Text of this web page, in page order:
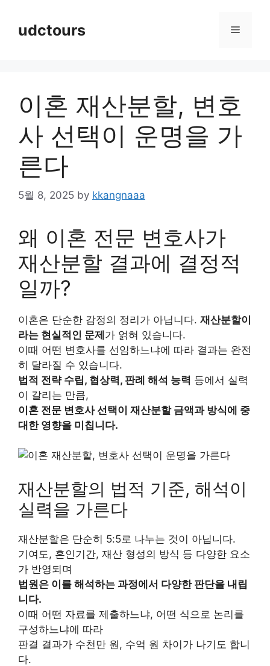
contentudctours Menu
이혼 재산분할, 변호
사 선택이 운명을 가
른다
5월 8, 2025 by kkangnaaa
왜 이혼 전문 변호사가
재산분할 결과에 결정적
일까?
이혼은 단순한 감정의 정리가 아닙니다. 재산분할이
라는 현실적인 문제가 얽혀 있습니다.
이때 어떤 변호사를 선임하느냐에 따라 결과는 완전
히 달라질 수 있습니다.
법적 전략 수립, 협상력, 판례 해석 능력 등에서 실력
이 갈리는 만큼,
이혼 전문 변호사 선택이 재산분할 금액과 방식에 중
대한 영향을 미칩니다.
재산분할의 법적 기준, 해석이
실력을 가른다
재산분할은 단순히 5:5로 나누는 것이 아닙니다.
기여도, 혼인기간, 재산 형성의 방식 등 다양한 요소
가 반영되며
법원은 이를 해석하는 과정에서 다양한 판단을 내립
니다.
이때 어떤 자료를 제출하느냐, 어떤 식으로 논리를
구성하느냐에 따라
판결 결과가 수천만 원, 수억 원 차이가 나기도 합니
다.